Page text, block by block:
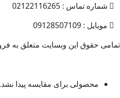
شماره تماس : 02122116265
موبایل : 09128507109
تمامی حقوق این وبسایت متعلق به
محصولی برای مقایسه پیدا نشد.